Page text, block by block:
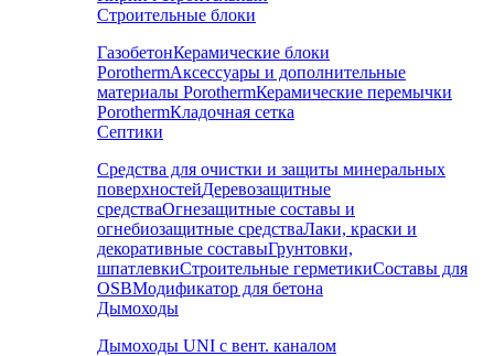
Строительные блоки
ГазобетонКерамические блоки
PorothermАксессуары и дополнительные
материалы PorothermКерамические перемычки
PorothermКладочная сетка
Септики
Средства для очистки и защиты минеральных
поверхностейДеревозащитные
средстваОгнезащитные составы и
огнебиозащитные средстваЛаки, краски и
декоративные составыГрунтовки,
шпатлевкиСтроительные герметикиСоставы для
OSBМодификатор для бетона
Дымоходы
Дымоходы UNI с вент. каналом